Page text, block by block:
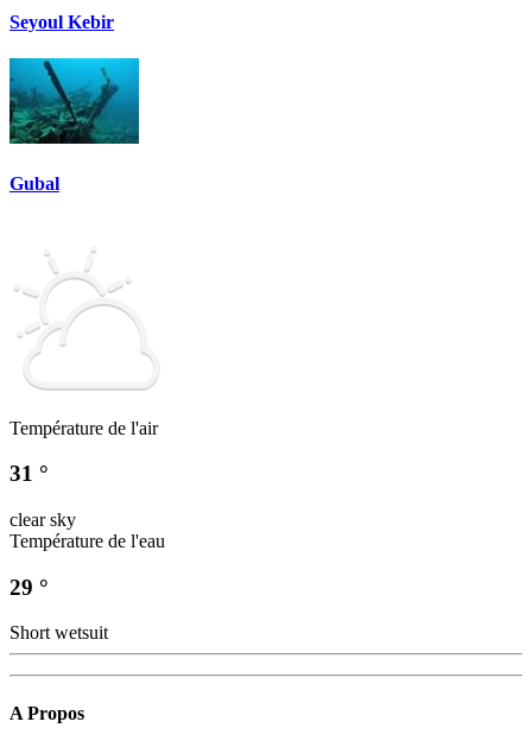
Seyoul Kebir
Gubal
Température de l'air
31 °
clear sky
Température de l'eau
29 °
Short wetsuit
A Propos